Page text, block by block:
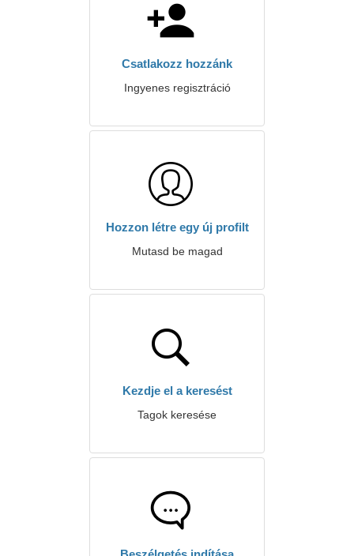
Csatlakozz hozzánk
Ingyenes regisztráció
Hozzon létre egy új profilt
Mutasd be magad
Kezdje el a keresést
Tagok keresése